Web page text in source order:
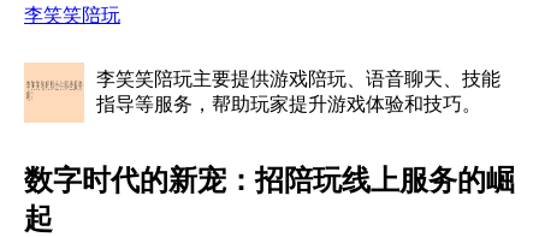
李笑笑陪玩
李笑笑陪玩主要提供游戏陪玩、语音聊天、技能
指导等服务，帮助玩家提升游戏体验和技巧。
数字时代的新宠：招陪玩线上服务的崛
起